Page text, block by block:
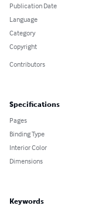
Publication Date
Language
Category
Copyright
Contributors
Specifications
Pages
Binding Type
Interior Color
Dimensions
Keywords